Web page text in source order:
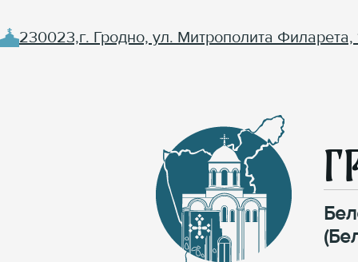
230023,г. Гродно, ул. Митрополита Филарета,